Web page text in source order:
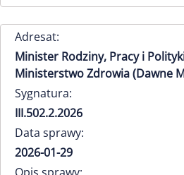
Adresat:
Minister Rodziny, Pracy i
Ministerstwo Zdrowia (Dawne
Sygnatura:
III.502.2.2026
Data sprawy:
2026-01-29